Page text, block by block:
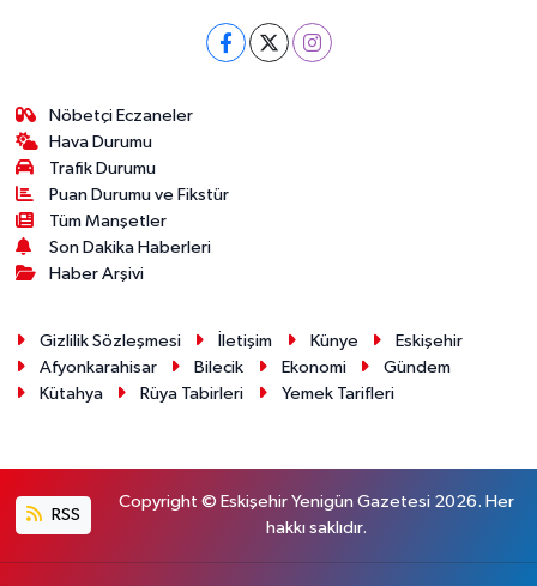
Nöbetçi Eczaneler
Hava Durumu
Trafik Durumu
Puan Durumu ve Fikstür
Tüm Manşetler
Son Dakika Haberleri
Haber Arşivi
Gizlilik Sözleşmesi İletişim Künye
Eskişehir
Afyonkarahisar
Bilecik Ekonomi
Gündem
Kütahya
Rüya Tabirleri Yemek Tarifleri
RSS
Copyright © Eskişehir Yenigün Gazetesi 2026. Her
hakkı saklıdır.